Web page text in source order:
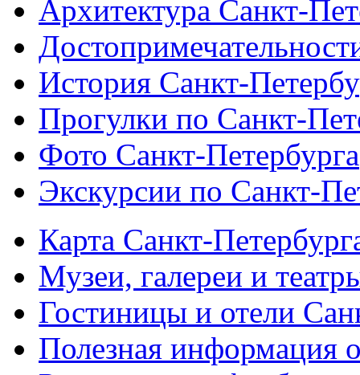
Архитектура Санкт-
История Санкт-
Прогулки по Санкт-
Фото Санкт-Петербурга
Экскурсии по Санкт-
Карта Санкт-
Музеи, галереи и
Гостиницы и отели
Полезная информация